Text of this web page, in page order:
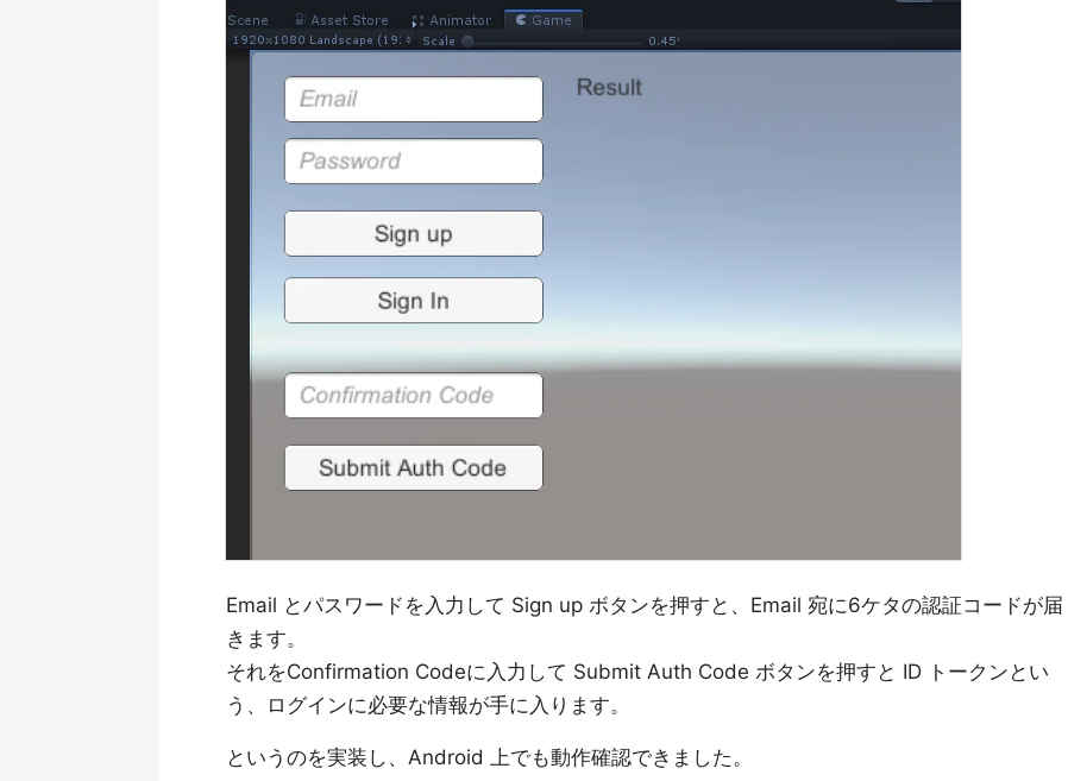
Email とパスワードを入力して Sign up ボタンを押すと、Email 宛に6ケタの認証コードが届
きます。
それをConfirmation Codeに入力して Submit Auth Code ボタンを押すと ID トークンとい
う、ログインに必要な情報が手に入ります。
というのを実装し、Android 上でも動作確認できました。